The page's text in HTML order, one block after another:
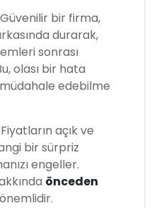
bir firma,
durarak,
olası bir hata
edebilme
açık ve
bir sürpriz
engeller.
önceden
önemlidir.